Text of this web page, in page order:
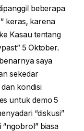
beberapa
keras, karena
Kasau tentang
5 Oktober.
saya
sekedar
kondisi
untuk demo 5
“diskusi”
biasa